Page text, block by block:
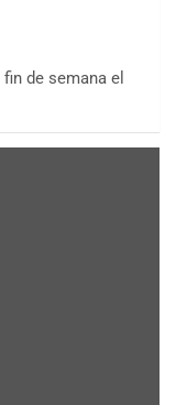
de semana el